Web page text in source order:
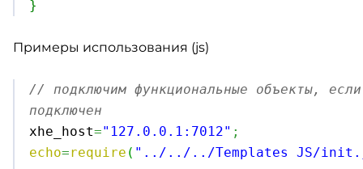
}
Примеры использования (js)
// подключим функциональные объекты,
подключен
xhe_host="127.0.0.1:7012" ;
echo=require ( "../../../Templates JS/